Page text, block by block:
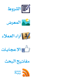
الشروط
المعرض
آراء العملاء
الإعجابات
مفاتيح البحث
RSS